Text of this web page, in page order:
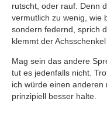
rutscht, oder rauf. Denn
vermutlich zu wenig, wie
sondern federnd, sprich
klemmt der
Mag sein das andere
tut es jedenfalls nicht.
ich würde einen
prinzipiell besser halte.